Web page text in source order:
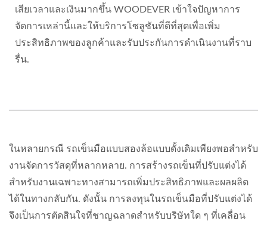
เสียเวลาและเงินมากขึ้น WOODEVER เข้าใจปัญหาการ
จัดการเหล่านี้และให้บริการโซลูชันที่ดีที่สุดเพื่อเพิ่ม
ประสิทธิภาพของลูกค้าและรับประกันการดำเนินงานที่ราบ
รื่น.
ในหลายกรณี รถเข็นมือแบบสองล้อแบบดั้งเดิมเพียงพอสำหรับ
งานจัดการวัสดุที่หลากหลาย. การสร้างรถเข็นที่ปรับแต่งได้
สำหรับงานเฉพาะทางสามารถเพิ่มประสิทธิภาพและผลผลิต
ได้ในทางกลับกัน. ดังนั้น การลงทุนในรถเข็นมือที่ปรับแต่งได้
จึงเป็นการตัดสินใจที่ชาญฉลาดสำหรับบริษัทใด ๆ ที่เคลื่อน